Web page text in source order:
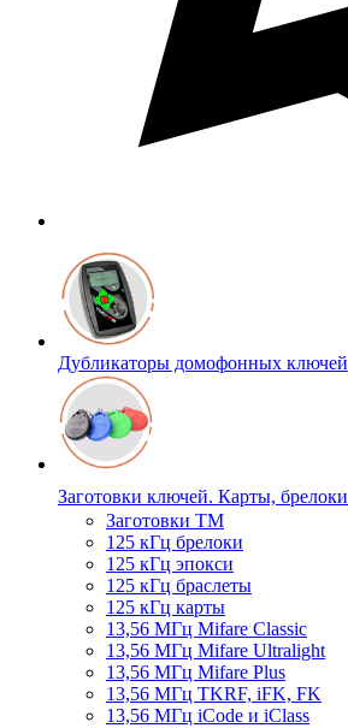
Дубликаторы домофонных ключей
Заготовки ключей. Карты, брелоки
Заготовки ТМ
125 кГц брелоки
125 кГц эпокси
125 кГц браслеты
125 кГц карты
13,56 МГц Mifare Classic
13,56 МГц Mifare Ultralight
13,56 МГц Mifare Plus
13,56 МГц TKRF, iFK, FK
13,56 МГц iCode и iClass